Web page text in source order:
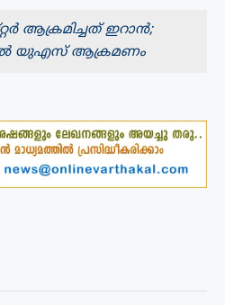
ആക്രമിച്ചത് ഇറാൻ;
യുഎസ് ആക്രമണം